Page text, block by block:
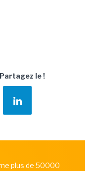
Partagez le !
plus de 50000